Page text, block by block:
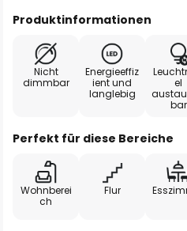
Produktinformationen
Nicht
dimmbar
Energieeffiz
ient und
langlebig
el
bar
Perfekt für diese Bereiche
Wohnberei
ch
Flur